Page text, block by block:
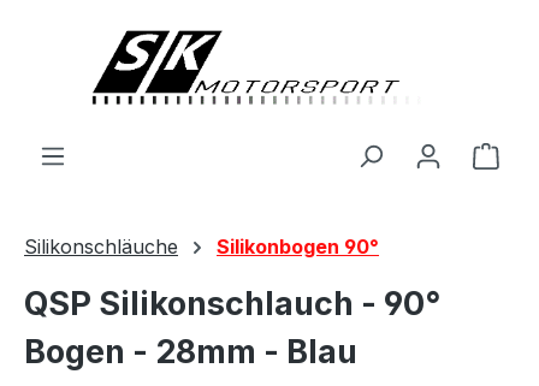
Silikonschläuche Silikonbogen 90°
QSP Silikonschlauch - 90°
Bogen - 28mm - Blau